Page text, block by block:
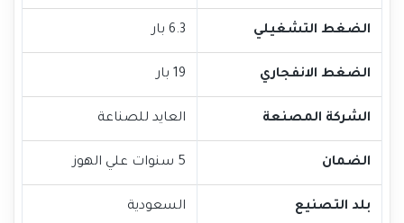
الضغط التشغيلي 6.3 بار
الضغط الانفجاري 19 بار
الشركة المصنعة العايد للصناعة
الضمان 5 سنوات علي الهوز
بلد التصنيع السعودية